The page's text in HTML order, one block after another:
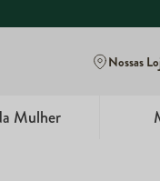
Nossas
Mulher